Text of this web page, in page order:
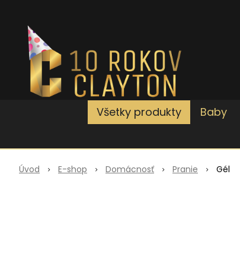
Všetky produkty Baby
Úvod E-shop Domácnosť Pranie Gél